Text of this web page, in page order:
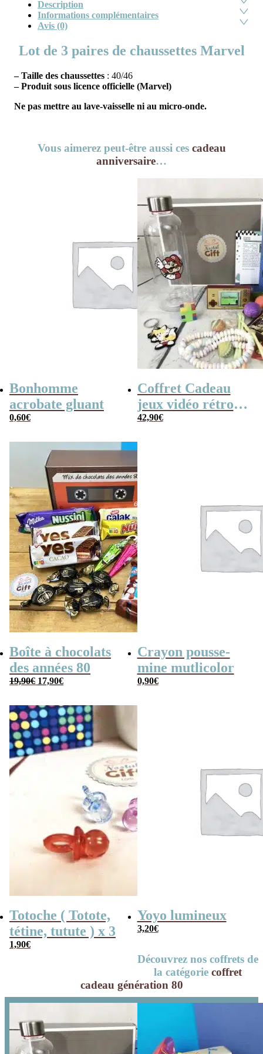
Description
Informations complémentaires
Avis (0)
Lot de 3 paires de chaussettes Marvel
– Taille des chaussettes : 40/46
– Produit sous licence officielle (Marvel)
Ne pas mettre au lave-vaisselle ni au micro-onde.
Vous aimerez peut-être aussi ces cadeau
anniversaire…
Bonhomme
acrobate gluant
0,60€
Coffret Cadeau
jeux vidéo rétro
(avec sa console de
42,90€
Boîte à chocolats
des années 80
19,90€ Le
était :
19,90€.
17,90€Le
est :
17,90€.
Crayon pousse-
mine mutlicolor
0,90€
Totoche ( Totote,
tétine, tutute ) x 3
1,90€
Yoyo lumineux
3,20€
Découvrez nos coffrets de
la catégorie coffret
cadeau génération 80